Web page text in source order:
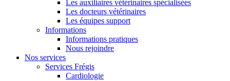
Les auxiliaires vétérinaires spécialisées
Les docteurs vétérinaires
Les équipes support
Informations
Informations pratiques
Nous rejoindre
Nos services
Services Frégis
Cardiologie